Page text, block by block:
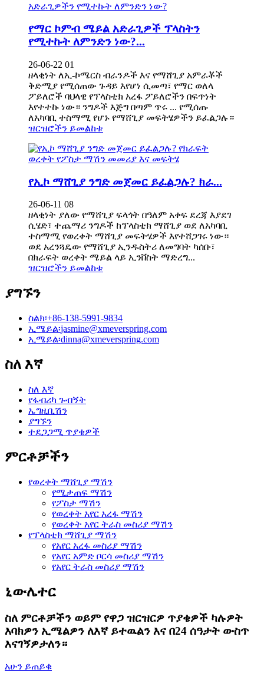
የማር ኮምብ ሜይል አድራጊዎች ፕላስትን
የሚተኩት ለምንድን ነው?...
26-06-22 01
ዘላቂነት ለኢ-ኮሜርስ ብራንዶች እና የማሸጊያ አምራቾች
ቅድሚያ የሚሰጠው ጉዳይ እየሆነ ሲመጣ፣ የማር ወለላ
ፖይለሮች ባህላዊ የፕላስቲክ አረፋ ፖይለሮችን በፍጥነት
እየተተኩ ነው። ንግዶች እጅግ በጣም ጥሩ ... የሚሰጡ
ለአካባቢ ተስማሚ የሆኑ የማሸጊያ መፍትሄዎችን ይፈልጋሉ።
ዝርዝሮችን ይመልከቱ
የኢኮ ማሸጊያ ንግድ መጀመር ይፈልጋሉ? ክራ...
26-06-11 08
ዘላቂነት ያለው የማሸጊያ ፍላጎት በዓለም አቀፍ ደረጃ እያደገ
ሲሄድ፣ ተጨማሪ ንግዶች ከፕላስቲክ ማሸጊያ ወደ ለአካባቢ
ተስማሚ የወረቀት ማሸጊያ መፍትሄዎች እየተሸጋገሩ ነው።
ወደ አረንጓዴው የማሸጊያ ኢንዱስትሪ ለመግባት ካሰቡ፣
በክራፍት ወረቀት ሜይል ላይ ኢንቨስት ማድረግ...
ዝርዝሮችን ይመልከቱ
ያግኙን
ስልክ፡+86-138-5991-9834
ኢሜይል፡jasmine@xmeverspring.com
ኢሜይል፡dinna@xmeverspring.com
ስለ እኛ
ስለ እኛ
የፋብሪካ ጉብኝት
ኤግዚቢሽን
ያግኙን
ተደጋጋሚ ጥያቄዎች
ምርቶቻችን
የወረቀት ማሸጊያ ማሽን
የሚታጠፍ ማሽን
የፖስታ ማሽን
የወረቀት አየር አረፋ ማሽን
የወረቀት አየር ትራስ መስሪያ ማሽን
የፕላስቲክ ማሸጊያ ማሽን
የአየር አረፋ መስሪያ ማሽን
የአየር አምድ ቦርሳ መስሪያ ማሽን
የአየር ትራስ መስሪያ ማሽን
ኒውሌተር
ስለ ምርቶቻችን ወይም የዋጋ ዝርዝርዎ ጥያቄዎች ካሉዎት
እባክዎን ኢሜልዎን ለእኛ ይተዉልን እና በ24 ሰዓታት ውስጥ
እናገኝዎታለን።
አሁን ይጠይቁ